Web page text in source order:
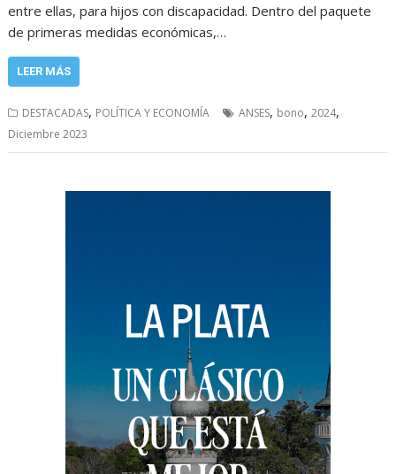
entre ellas, para hijos con discapacidad. Dentro del paquete
de primeras medidas económicas,…
LEER MÁS
DESTACADAS, POLÍTICA Y ECONOMÍA ANSES, bono, 2024,
Diciembre 2023